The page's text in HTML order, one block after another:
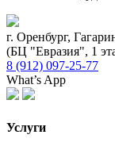
г. Оренбург,
(БЦ "Евразия", 1
8 (912) 097-25-77
What’s App
Услуги